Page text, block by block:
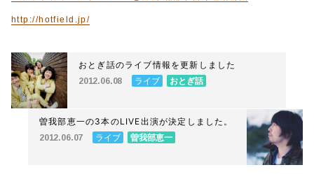
http://hotfield.jp/
おとぎ話のライブ情報を更新しました
2012.06.08 ライブ おとぎ話
曽我部恵一の3本のLIVE出演が決定しました。
2012.06.07 ライブ 曽我部恵一